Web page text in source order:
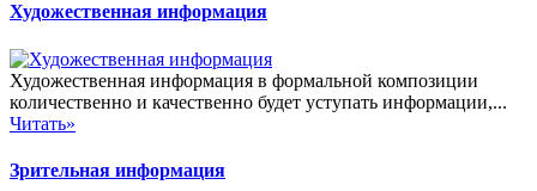
Художественная информация
Художественная информация в формальной композиции
количественно и качественно будет уступать информации,...
Читать»
Зрительная информация